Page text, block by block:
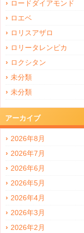
ロードダイアモンド
ロエベ
ロリスアザロ
ロリータレンピカ
ロクシタン
未分類
未分類
アーカイブ
2026年8月
2026年7月
2026年6月
2026年5月
2026年4月
2026年3月
2026年2月